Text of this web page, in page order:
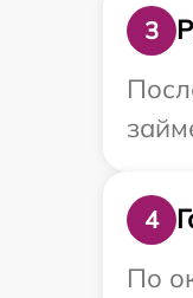
3
4
По